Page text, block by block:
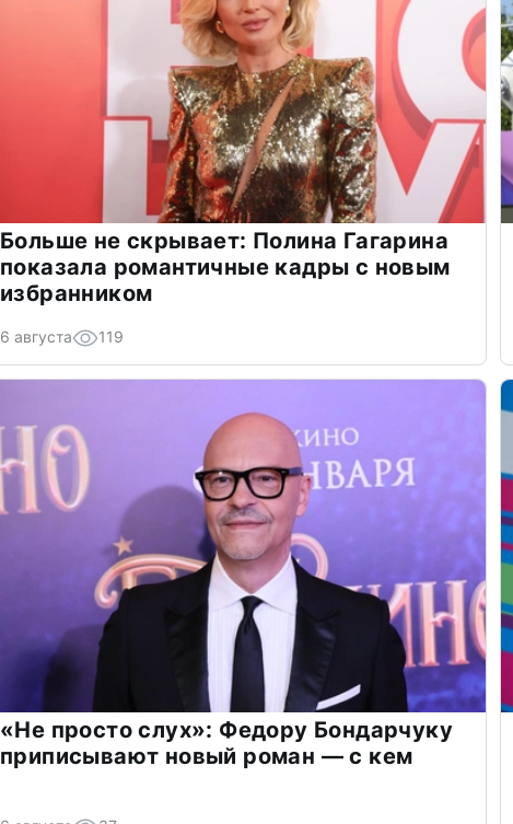
Больше не скрывает: Полина Гагарина
показала романтичные кадры с новым
избранником
6 августа 119
«Не просто слух»: Федору Бондарчуку
приписывают новый роман — с кем